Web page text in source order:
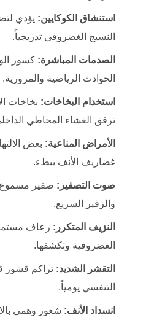
استنشاق الكوكايين: يؤدي
النسيج الغضروفي تدريجياً.
الصدمات المباشرة: كسور
الحوادث الرياضية والمرورية.
استخدام البخاخات: بخاخات
ترقق الغشاء المخاطي
الأمراض المناعية: بعض
غضاريف الأنف ببطء.
صوت التصفير: صفير مسموع
والزفير السريع.
النزيف المتكرر: رعاف
الغضروفية وتكشفها.
التقشر الشديد: تراكم قشور
التنفسي يومياً.
انسداد الأنف: شعور وهمي